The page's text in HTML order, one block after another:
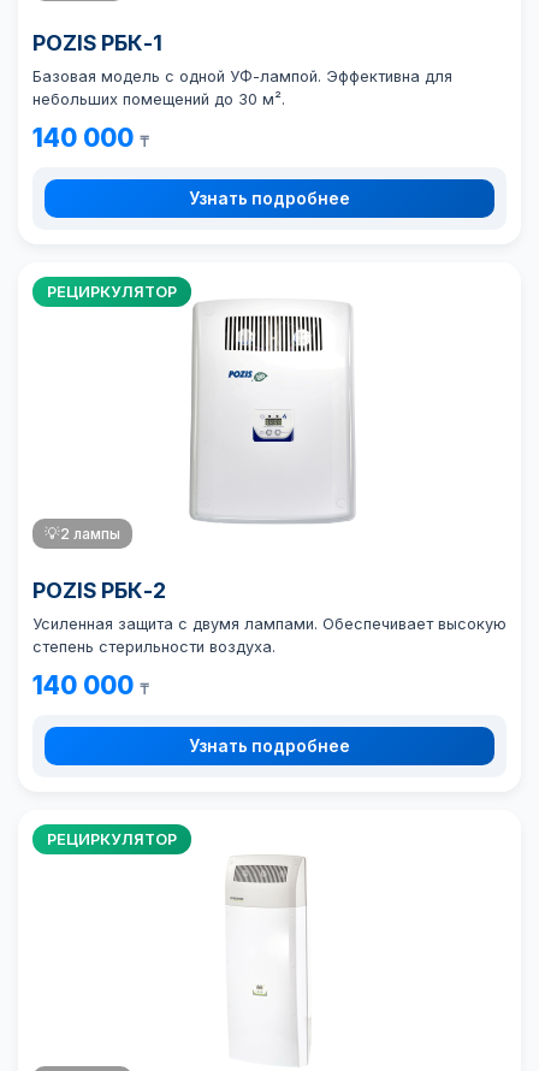
POZIS РБК-1
Базовая модель с одной УФ-лампой. Эффективна для
небольших помещений до 30 м².
140 000 ₸
Узнать подробнее
РЕЦИРКУЛЯТОР
💡2 лампы
POZIS РБК-2
Усиленная защита с двумя лампами. Обеспечивает высокую
степень стерильности воздуха.
140 000 ₸
Узнать подробнее
РЕЦИРКУЛЯТОР